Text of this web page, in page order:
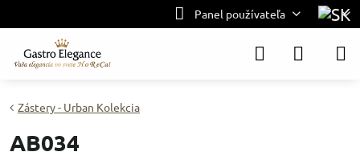
Panel používateľa
Zástery - Urban Kolekcia
AB034